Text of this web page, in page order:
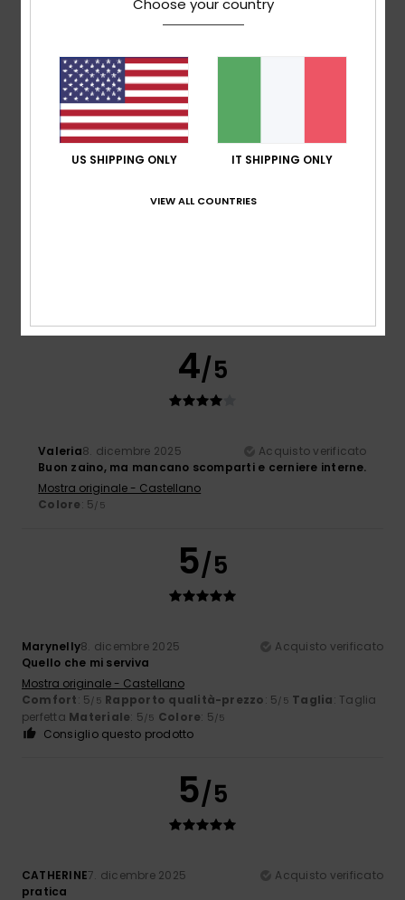
Comfort
Rapporto qualità-prezzo
Troppo grande
4/5
Valeria8. dicembre 2025
Acquisto verificato
Buon zaino, ma mancano scomparti e cerniere interne.
Mostra originale - Castellano
Colore: 5/5
5/5
Marynelly8. dicembre 2025
Acquisto verificato
Quello che mi serviva
Mostra originale - Castellano
Comfort: 5/5 Rapporto qualità-prezzo: 5/5 Taglia: Taglia
perfetta Materiale: 5/5 Colore: 5/5
Consiglio questo prodotto
5/5
CATHERINE7. dicembre 2025
Acquisto verificato
pratica
Choose your country
US SHIPPING ONLY IT SHIPPING ONLY
VIEW ALL COUNTRIES